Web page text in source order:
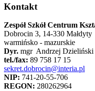
Kontakt
Zespół Szkół Centrum
Dobrocin 3, 14-330 Małdyty
warmińsko - mazurskie
Dyr. mgr Andrzej Dzieliński
tel./fax: 89 758 17 15
sekret.dobrocin@interia.pl
NIP: 741-20-55-706
REGON: 280262964